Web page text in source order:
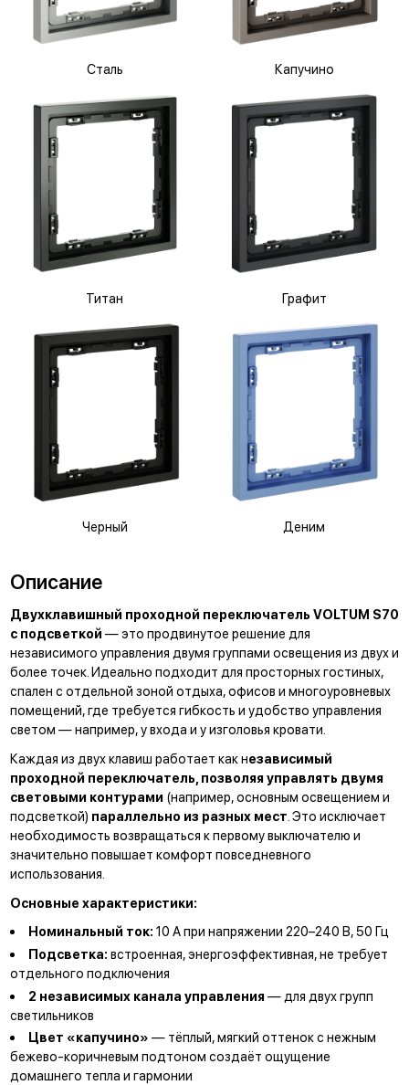
Сталь Капучино
Титан Графит
Черный Деним
Описание
Двухклавишный проходной переключатель VOLTUM S70
с подсветкой — это продвинутое решение для
независимого управления двумя группами освещения из двух и
более точек. Идеально подходит для просторных гостиных,
спален с отдельной зоной отдыха, офисов и многоуровневых
помещений, где требуется гибкость и удобство управления
светом — например, у входа и у изголовья кровати.
Каждая из двух клавиш работает как независимый
проходной переключатель, позволяя управлять двумя
световыми контурами (например, основным освещением и
подсветкой) параллельно из разных мест . Это исключает
необходимость возвращаться к первому выключателю и
значительно повышает комфорт повседневного
использования.
Основные характеристики:
Номинальный ток: 10 А при напряжении 220–240 В, 50 Гц
Подсветка:встроенная, энергоэффективная, не требует
отдельного подключения
2 независимых канала управления — для двух групп
светильников
Цвет «капучино» — тёплый, мягкий оттенок с нежным
бежево-коричневым подтоном создаёт ощущение
домашнего тепла и гармонии